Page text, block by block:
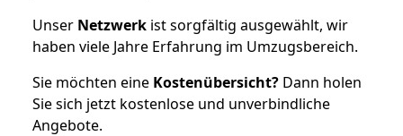
Unser Netzwerk ist sorgfältig ausgewählt, wir
haben viele Jahre Erfahrung im Umzugsbereich.
Sie möchten eine Kostenübersicht? Dann holen
Sie sich jetzt kostenlose und unverbindliche
Angebote.